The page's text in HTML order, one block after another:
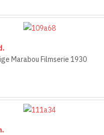
Marabou Filmserie 1930